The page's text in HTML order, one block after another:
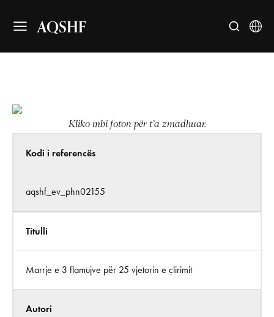
AQSHF
Kliko mbi foton për t’a zmadhuar.
Kodi i referencës
aqshf_ev_phn02155
Titulli
Marrje e 3 flamujve për 25 vjetorin e çlirimit
Autori